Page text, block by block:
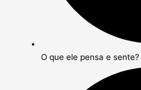
O que ele pensa e sente?